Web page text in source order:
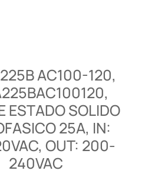
AC100-120,
ESTADO SOLIDO
25A, IN:
OUT: 200-
240VAC